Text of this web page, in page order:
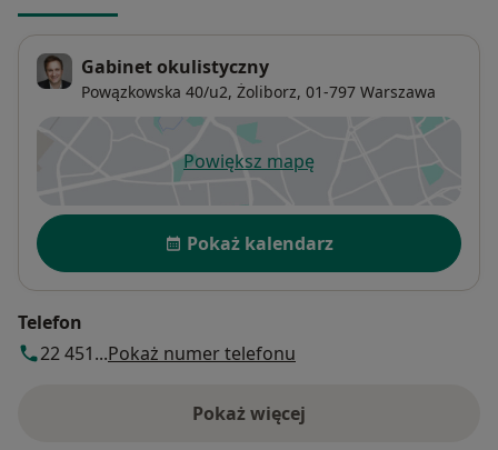
Przeprowwdzam szkolenia dla lekarzy okulistów
z zakresu:
– hamowania progresji krótkowzroczności
– obliczania mocy soczewek wewnątrzgałkowych
przed operacją zaćmy
– leczenia owrzodzeń rogówki
Wyniki swoich badań publikowałem w
prestiżowych międzynarodowych czasopismach
– Eye
– Current Eye Research
badania naukowe z całego świata, w
Gabinet okulistyczny
Powązkowska 40/u2, Żoliborz, 01-797 Warszawa
Powiększ mapęotwiera się w nowej karcie
Dostępność
Pokaż kalendarz
Telefon
22 451...Pokaż numer telefonu
Pokaż więcej
o adresie